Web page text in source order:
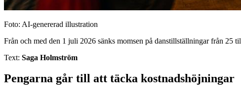
Foto: AI-genererad illustration
Från och med den 1 juli 2026 sänks momsen på danstillställningar från
Text: Saga Holmström
Pengarna går till att täcka kostnadshöjningar